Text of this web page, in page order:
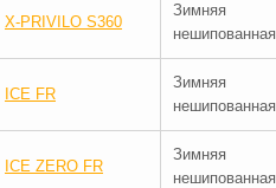
X-PRIVILO S360
Зимняя
нешипованная
ICE FR
Зимняя
нешипованная
ICE ZERO FR
Зимняя
нешипованная